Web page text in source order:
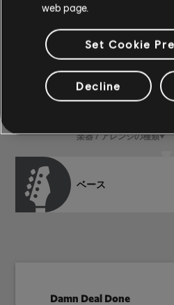
コミュニテ
ジ
楽器 / アレンジの種類
ベース
Damn Deal Done
web page.
Set Cookie
Decline